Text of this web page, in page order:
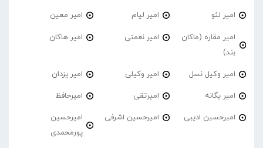
امیر لئو امیر لیام امیر معین
امیر مقاره (ماکان
بند)
امیر نعمتی امیر هاکان
امیر وکیل نسل امیر وکیلی امیر یزدان
امیر یگانه امیرتقی امیرحافظ
امیرحسین ادیبی امیرحسین اشرفی
امیرحسین
پورمحمدی